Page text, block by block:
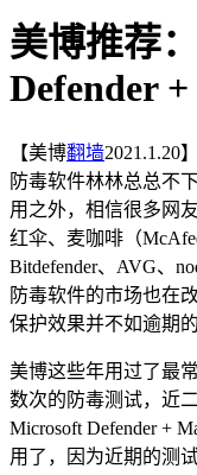
美博推荐
Defender
【美博翻墙2021.1.20
防毒软件林林总总不
用之外，相信很多网
红伞、麦咖啡（
Bitdefender、AVG、
防毒软件的市场也在
保护效果并不如逾期的
美博这些年用过了最
数次的防毒测试，近
Microsoft Defender +
用了，因为近期的测